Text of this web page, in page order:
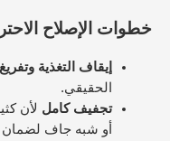
خطوات الإصلاح
إيقاف التغذية
الحقيقي.
تجفيف كامل لأن
أو شبه جاف لضمان